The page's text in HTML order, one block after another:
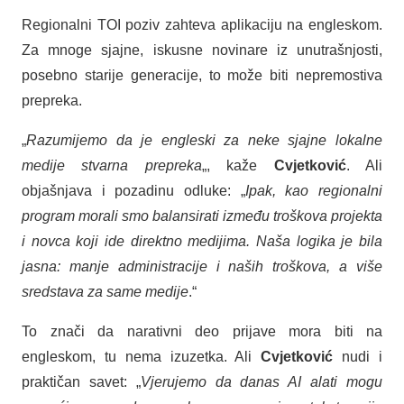
Regionalni TOI poziv zahteva aplikaciju na engleskom.
Za mnoge sjajne, iskusne novinare iz unutrašnjosti,
posebno starije generacije, to može biti nepremostiva
prepreka.
„Razumijemo da je engleski za neke sjajne lokalne
medije stvarna prepreka„, kaže Cvjetković. Ali
objašnjava i pozadinu odluke: „Ipak, kao regionalni
program morali smo balansirati između troškova projekta
i novca koji ide direktno medijima. Naša logika je bila
jasna: manje administracije i naših troškova, a više
sredstava za same medije.“
To znači da narativni deo prijave mora biti na
engleskom, tu nema izuzetka. AliCvjetković nudi i
praktičan savet: „Vjerujemo da danas AI alati mogu